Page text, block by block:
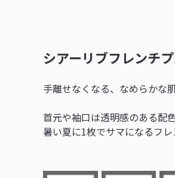
シアーリブフレンチ
手離せなくなる、なめらかな
首元や袖口は透明感のある配
暑い夏に1枚でサマになるフレ